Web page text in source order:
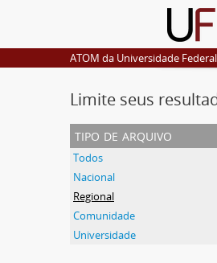
ATOM da Universidade
Limite seus
tipo de arquivo
Todos
Nacional
Regional
Comunidade
Universidade